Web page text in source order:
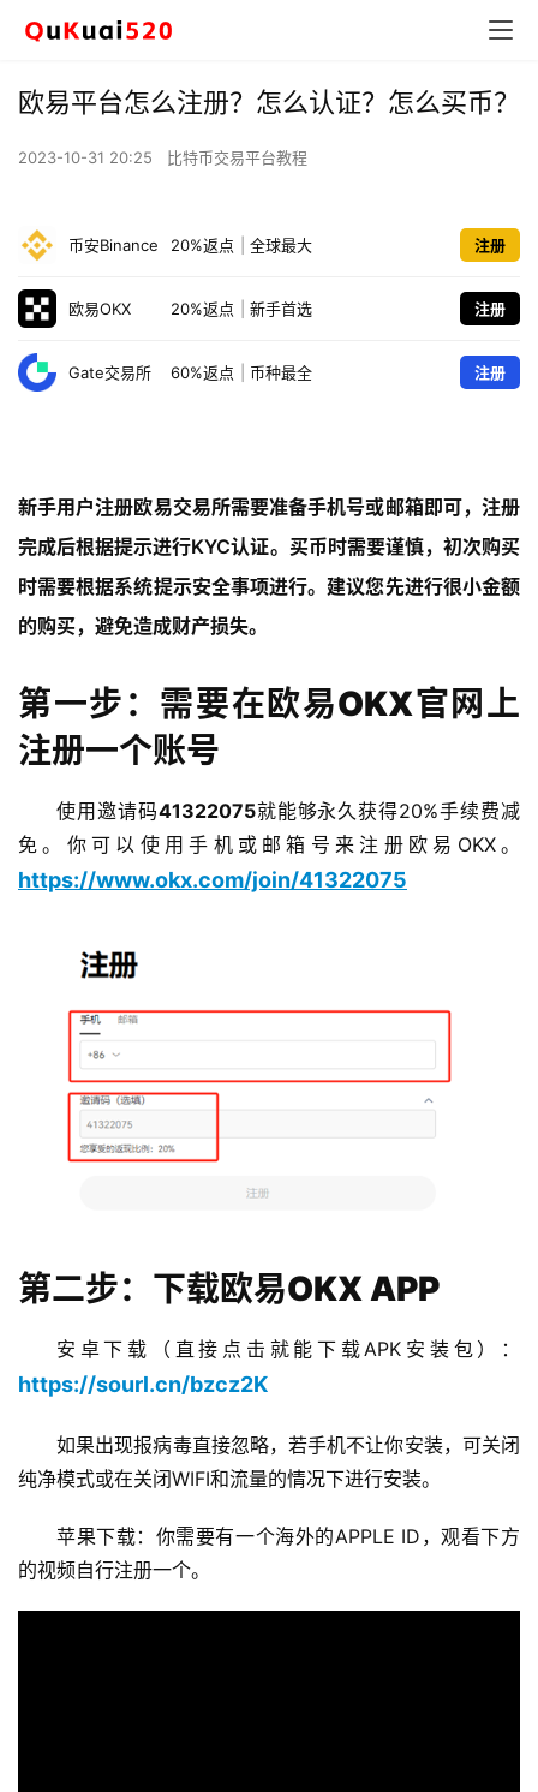
欧易平台怎么注册？怎么认证？怎么买币？
2023-10-31 20:25 比特币交易平台教程
币安Binance 20%返点 全球最大 注册
欧易OKX 20%返点 新手首选 注册
Gate交易所 60%返点 币种最全 注册
新手用户注册欧易交易所需要准备手机号或邮箱即可，注册
完成后根据提示进行KYC认证。买币时需要谨慎，初次购买
时需要根据系统提示安全事项进行。建议您先进行很小金额
的购买，避免造成财产损失。
第一步：需要在欧易OKX官网上
注册一个账号
使用邀请码41322075就能够永久获得20%手续费减
免。你可以使用手机或邮箱号来注册欧易OKX。
https://www.okx.com/join/41322075
第二步：下载欧易OKX APP
安卓下载（直接点击就能下载APK安装包）：
https://sourl.cn/bzcz2K
如果出现报病毒直接忽略，若手机不让你安装，可关闭
纯净模式或在关闭WIFI和流量的情况下进行安装。
苹果下载：你需要有一个海外的APPLE ID，观看下方
的视频自行注册一个。